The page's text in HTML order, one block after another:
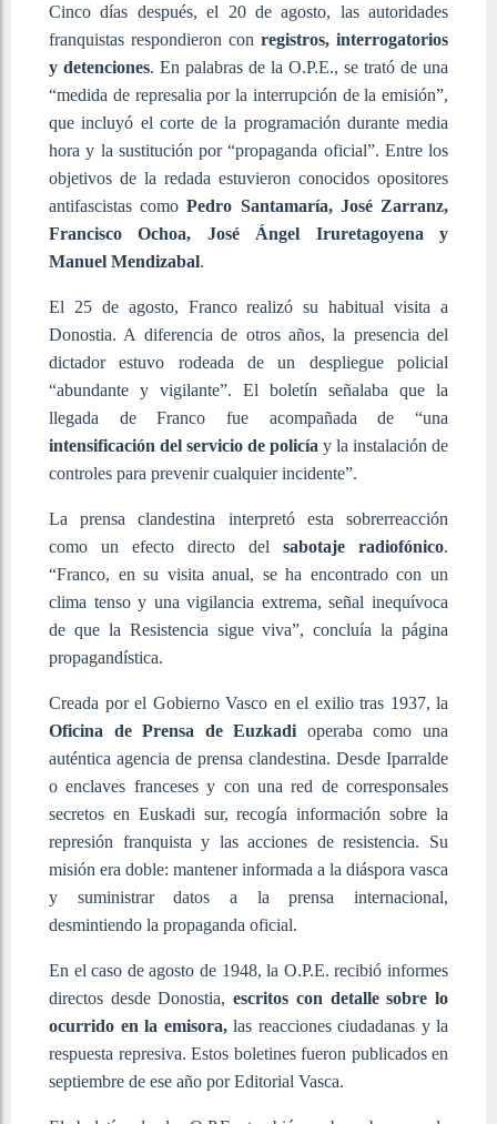
Cinco días después, el 20 de agosto, las autoridades
franquistas respondieron con registros, interrogatorios
y detenciones. En palabras de la O.P.E., se trató de una
“medida de represalia por la interrupción de la emisión”,
que incluyó el corte de la programación durante media
hora y la sustitución por “propaganda oficial”. Entre los
objetivos de la redada estuvieron conocidos opositores
antifascistas comoPedro Santamaría, José Zarranz,
Francisco Ochoa, José Ángel Iruretagoyena y
Manuel Mendizabal.
El 25 de agosto, Franco realizó su habitual visita a
Donostia. A diferencia de otros años, la presencia del
dictador estuvo rodeada de un despliegue policial
“abundante y vigilante”. El boletín señalaba que la
llegada de Franco fue acompañada de “una
intensificación del servicio de policía y la instalación de
controles para prevenir cualquier incidente”.
La prensa clandestina interpretó esta sobrerreacción
como un efecto directo del sabotaje radiofónico.
“Franco, en su visita anual, se ha encontrado con un
clima tenso y una vigilancia extrema, señal inequívoca
de que la Resistencia sigue viva”, concluía la página
propagandística.
Creada por el Gobierno Vasco en el exilio tras 1937, la
Oficina de Prensa de Euzkadi operaba como una
auténtica agencia de prensa clandestina. Desde Iparralde
o enclaves franceses y con una red de corresponsales
secretos en Euskadi sur, recogía información sobre la
represión franquista y las acciones de resistencia. Su
misión era doble: mantener informada a la diáspora vasca
y suministrar datos a la prensa internacional,
desmintiendo la propaganda oficial.
En el caso de agosto de 1948, la O.P.E. recibió informes
directos desde Donostia,escritos con detalle sobre lo
ocurrido en la emisora,las reacciones ciudadanas y la
respuesta represiva. Estos boletines fueron publicados en
septiembre de ese año por Editorial Vasca.